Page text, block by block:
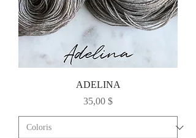
ADELINA
Prix
35,00 $